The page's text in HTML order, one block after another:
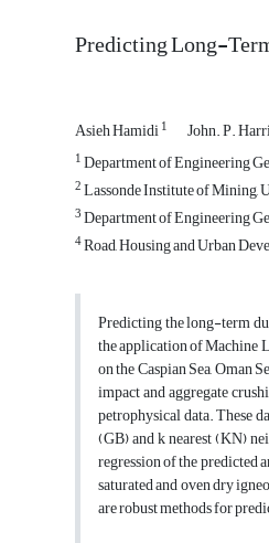
Predicting Long-
Asieh Hamidi1 John. P.
1Department of Engineering
2Lassonde Institute of Mining,
3Department of Engineering
4Road, Housing and Urban
Predicting the long-term
the application of Machine
on the Caspian Sea, Oman
impact and aggregate
petrophysical data. These
(GB) and k nearest (KN)
regression of the predicted
saturated and oven dry
are robust methods for